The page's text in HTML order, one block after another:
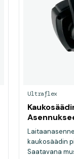
Ultraflex
kaukosäädin
Saatavana